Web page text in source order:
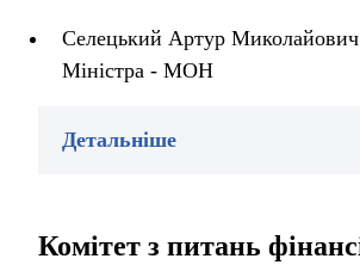
Селецький Артур Миколайович
Міністра - МОН
Детальніше
Комітет з питань